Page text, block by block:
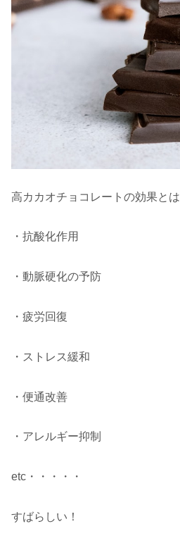
高カカオチョコレートの効果とは
・抗酸化作用
・動脈硬化の予防
・疲労回復
・ストレス緩和
・便通改善
・アレルギー抑制
etc・・・・・
すばらしい！